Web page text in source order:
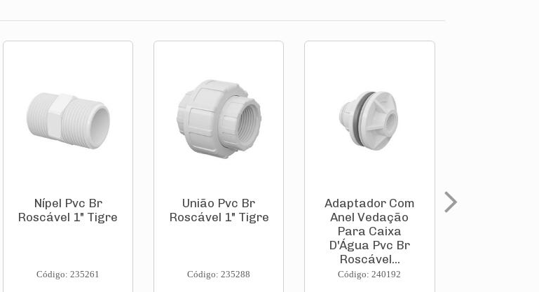
Nípel Pvc Br
Roscável 1" Tigre
Código: 235261
União Pvc Br
Roscável 1" Tigre
Código: 235288
Adaptador Com
Anel Vedação
Para Caixa
D'Água Pvc Br
Roscável...
Código: 240192